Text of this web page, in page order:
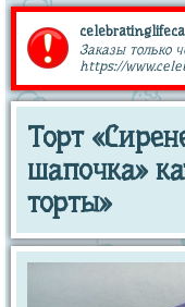
Заказы только
https://
Торт
шапочка»
торты»